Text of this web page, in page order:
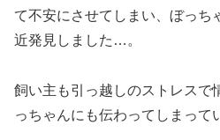
て不安にさせてしまい、ぼっち
近発見しました…。
飼い主も引っ越しのストレスで
っちゃんにも伝わってしまって